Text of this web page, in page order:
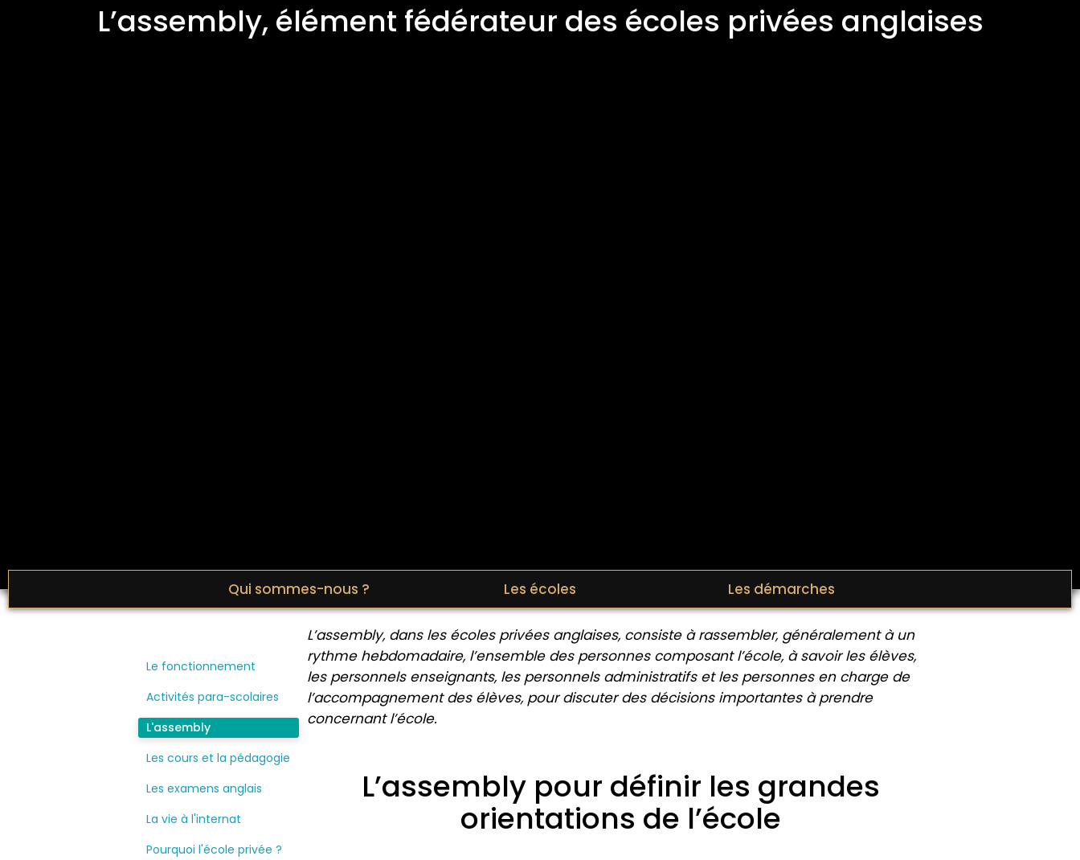
L’assembly, élément fédérateur des écoles privées anglaises
Qui sommes-nous ? Les écoles Les démarches
Le fonctionnement
Activités para-scolaires
L'assembly
Les cours et la pédagogie
Les examens anglais
La vie à l'internat
Pourquoi l'école privée ?
L’assembly, dans les écoles privées anglaises, consiste à rassembler, généralement à un
rythme hebdomadaire, l’ensemble des personnes composant l’école, à savoir les élèves,
les personnels enseignants, les personnels administratifs et les personnes en charge de
l’accompagnement des élèves, pour discuter des décisions importantes à prendre
concernant l’école.
L’assembly pour définir les grandes
orientations de l’école